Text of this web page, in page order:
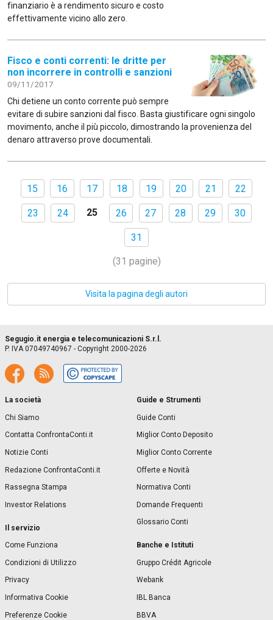
finanziario è a rendimento sicuro e costo
effettivamente vicino allo zero.
Fisco e conti correnti: le dritte per
non incorrere in controlli e sanzioni
09/11/2017
Chi detiene un conto corrente può sempre
evitare di subire sanzioni dal fisco. Basta giustificare ogni singolo
movimento, anche il più piccolo, dimostrando la provenienza del
denaro attraverso prove documentali.
15 16 17 18 19 20 21 22
23 24 25 26 27 28 29 30
31
(31 pagine)
Visita la pagina degli autori
La società
Chi Siamo
Contatta ConfrontaConti.it
Notizie Conti
Redazione ConfrontaConti.it
Rassegna Stampa
Investor Relations
Il servizio
Come Funziona
Condizioni di Utilizzo
Privacy
Informativa Cookie
Preferenze Cookie
Guide e Strumenti
Guide Conti
Miglior Conto Deposito
Miglior Conto Corrente
Offerte e Novità
Normativa Conti
Domande Frequenti
Glossario Conti
Banche e Istituti
Gruppo Crédit Agricole
Webank
IBL Banca
BBVA
Segugio.it energia e telecomunicazioni S.r.l.
P. IVA 07049740967 - Copyright 2000-2026